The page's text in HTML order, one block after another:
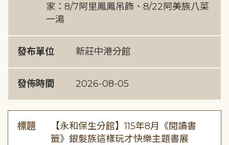
家：8/7阿里鳳鳳吊飾、8/22阿美族八菜
一湯
發布單位 新莊中港分館
發佈時間 2026-08-05
標題
【永和保生分館】115年8月《閱讀書
籤》銀髮族這樣玩才快樂主題書展